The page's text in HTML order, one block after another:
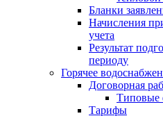
Бланки
Начисления
учета
Результат
периоду
Горячее
Договорная
Типовые
Тарифы